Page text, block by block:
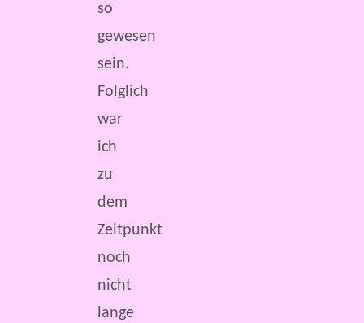
so
gewesen
sein.
Folglich
war
ich
zu
dem
Zeitpunkt
noch
nicht
lange